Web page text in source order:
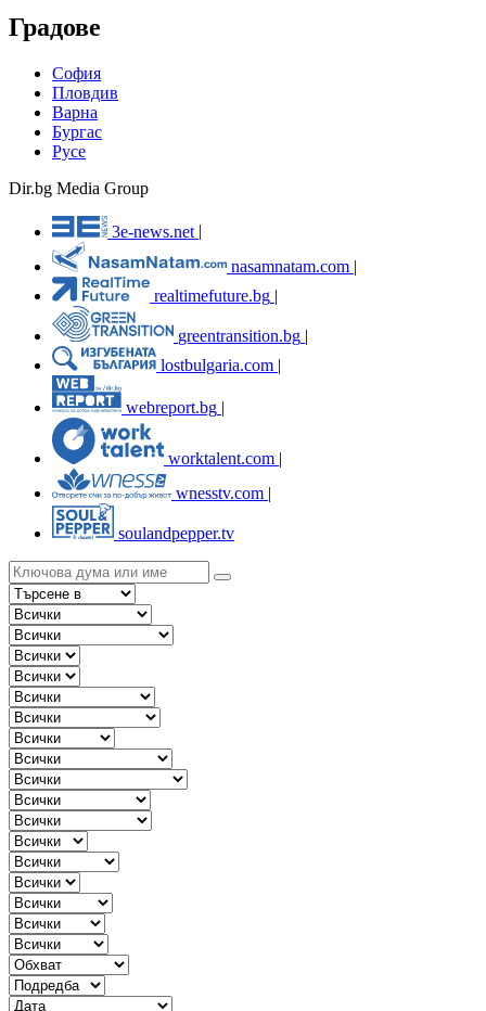
Градове
София
Пловдив
Варна
Бургас
Русе
Dir.bg Media Group
3e-news.net
nasamnatam.com |
realtimefuture.bg |
greentransition.bg |
lostbulgaria.com |
webreport.bg |
worktalent.com |
wnesstv.com |
soulandpepper.tv